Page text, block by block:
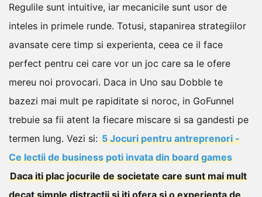
Regulile sunt intuitive, iar mecanicile sunt usor de
inteles in primele runde. Totusi, stapanirea strategiilor
avansate cere timp si experienta, ceea ce il face
perfect pentru cei care vor un joc care sa le ofere
mereu noi provocari. Daca in Uno sau Dobble te
bazezi mai mult pe rapiditate si noroc, in GoFunnel
trebuie sa fii atent la fiecare miscare si sa gandesti pe
termen lung. Vezi si: 5 Jocuri pentru antreprenori -
Ce lectii de business poti invata din board games
Daca iti plac jocurile de societate care sunt mai mult
decat simple distractii si iti ofera si o experienta de